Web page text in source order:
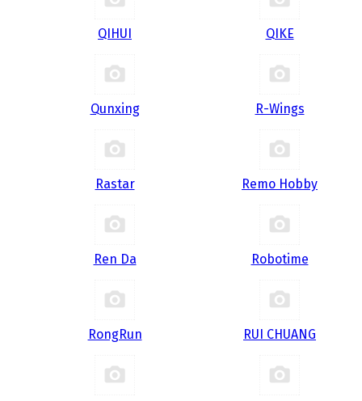
QIHUI QIKE
Qunxing R-Wings
Rastar Remo Hobby
Ren Da Robotime
RongRun RUI CHUANG